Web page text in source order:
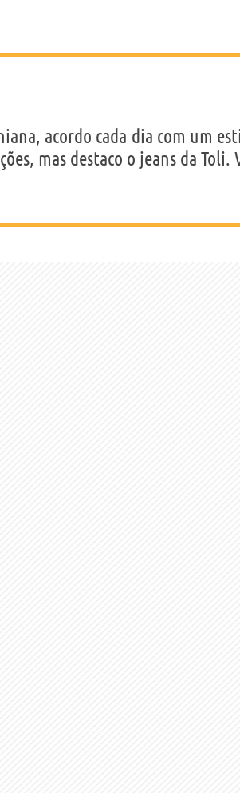
acordo cada dia com um
mas destaco o jeans da